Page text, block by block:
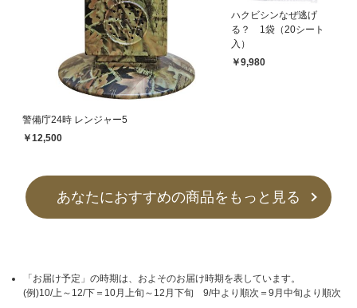
警備庁24時 レンジャー5
￥12,500
ハクビシンなぜ逃げ
る？ 1袋（20シート
入）
￥9,980
あなたにおすすめの商品をもっと見る
「お届け予定」の時期は、およそのお届け時期を表しています。
(例)10/上～12/下＝10月上旬～12月下旬 9/中より順次＝9月中旬より順次